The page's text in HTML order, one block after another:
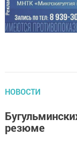
НОВОСТИ
резюме